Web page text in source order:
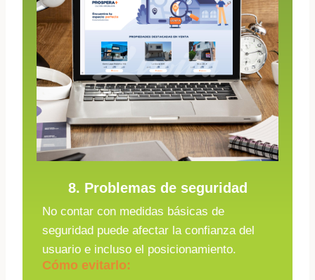
8. Problemas de seguridad
No contar con medidas básicas de
seguridad puede afectar la confianza del
usuario e incluso el posicionamiento.
Cómo evitarlo: